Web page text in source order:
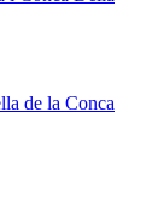
de la Conca